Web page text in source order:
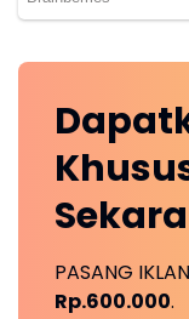
PASANG
Rp.600.000.